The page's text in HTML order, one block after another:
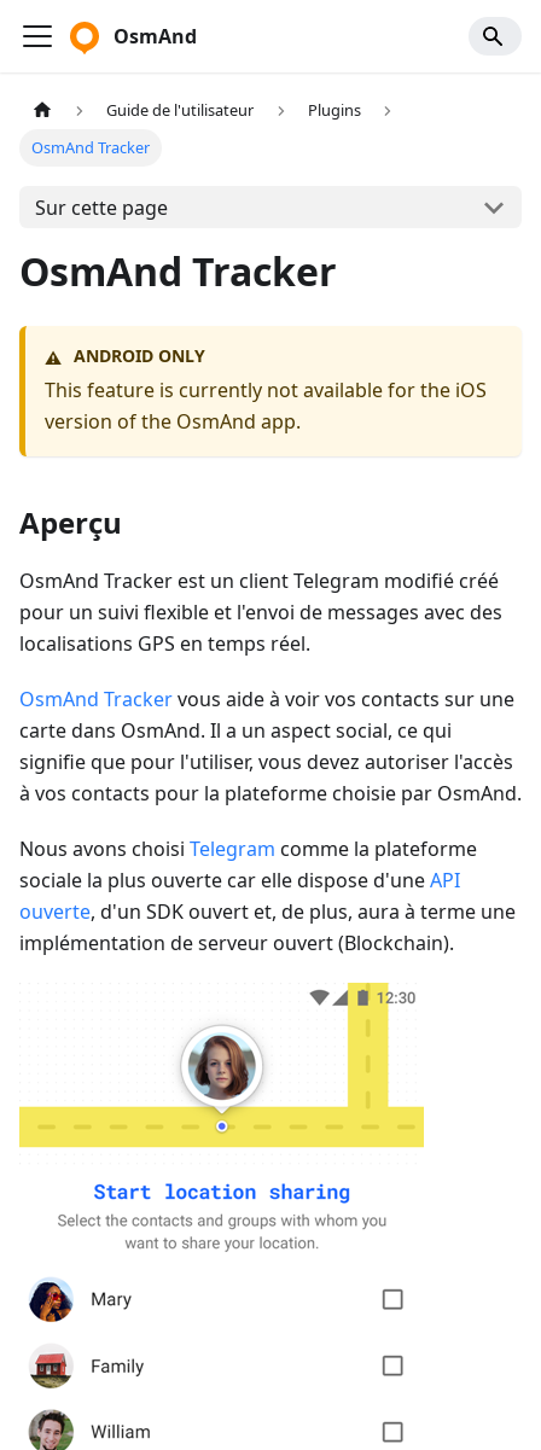
OsmAnd
Guide de l'utilisateur
Plugins
OsmAnd Tracker
Sur cette page
OsmAnd Tracker
⚠️ ANDROID ONLY
This feature is currently not available for the iOS
version of the OsmAnd app.
Aperçu
OsmAnd Tracker est un client Telegram modifié créé
pour un suivi flexible et l'envoi de messages avec des
localisations GPS en temps réel.
OsmAnd Trackervous aide à voir vos contacts sur une
carte dans OsmAnd. Il a un aspect social, ce qui
signifie que pour l'utiliser, vous devez autoriser l'accès
à vos contacts pour la plateforme choisie par OsmAnd.
Nous avons choisi Telegram comme la plateforme
sociale la plus ouverte car elle dispose d'uneAPI
ouverte, d'un SDK ouvert et, de plus, aura à terme une
implémentation de serveur ouvert (Blockchain).